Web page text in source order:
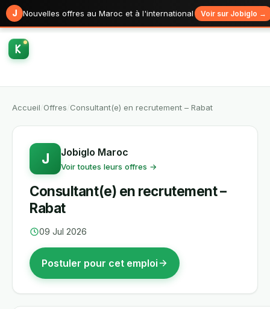
J Nouvelles offres au Maroc et à l'international Voir sur Jobiglo →
Accueil Offres Consultant(e) en recrutement – Rabat
J Jobiglo Maroc
Voir toutes leurs offres →
Consultant(e) en recrutement –
Rabat
09 Jul 2026
Postuler pour cet emploi